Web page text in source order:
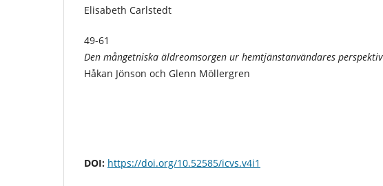
Elisabeth Carlstedt
49-61
Den mångetniska äldreomsorgen ur hemtjänstanvändares perspektiv
Håkan Jönson och Glenn Möllergren
DOI: https://doi.org/10.52585/icvs.v4i1